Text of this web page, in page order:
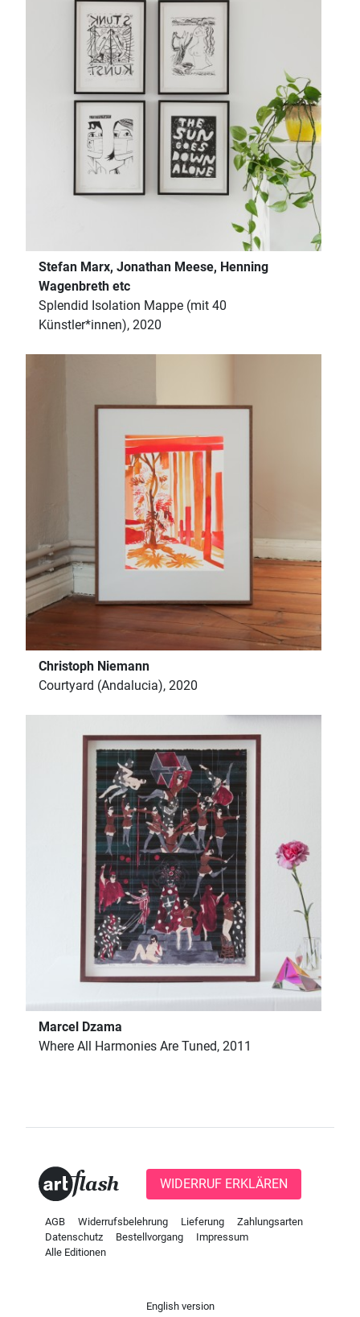
Stefan Marx, Jonathan Meese, Henning
Wagenbreth etc
Splendid Isolation Mappe (mit 40
Künstler*innen), 2020
Christoph Niemann
Courtyard (Andalucia), 2020
Marcel Dzama
Where All Harmonies Are Tuned, 2011
WIDERRUF ERKLÄREN
AGB Widerrufsbelehrung Lieferung
Zahlungsarten
Datenschutz
Bestellvorgang
Impressum
Alle Editionen
English version